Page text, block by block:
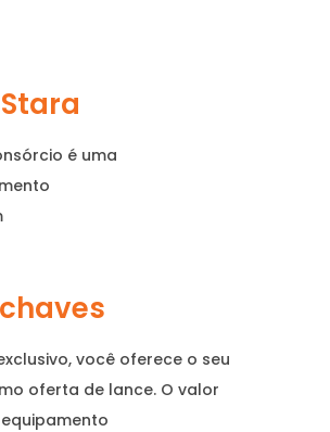
é uma
você oferece o seu
oferta de lance. O valor